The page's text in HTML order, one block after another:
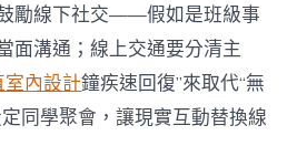
勵線下社交——假如是班級事
面溝通；線上交通要分清主
室內設計鐘疾速回復”來取代“無
同學聚會，讓現實互動替換線